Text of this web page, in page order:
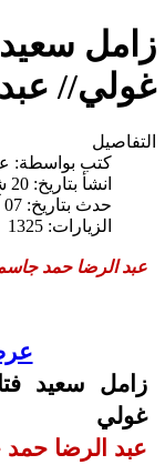
زامل
غولي//
التفاصيل
كتب بواسطة:
انشأ بتاريخ: 20 شباط/فبراير 2025
حدث بتاريخ: 07 آذار/مارس 2025
الزيارات: 1325
عبد الرضا حمد
زامل سعيد
غولي
عبد الرضا